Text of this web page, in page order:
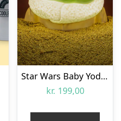
Star Wars Baby Yoda Lampe
kr. 199,00